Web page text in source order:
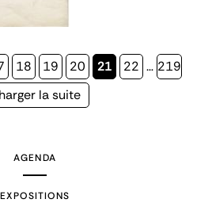
Page
18 Page
19 Page
20
Page
21 Page
22 … Page
219
la suite
AGENDA
EXPOSITIONS